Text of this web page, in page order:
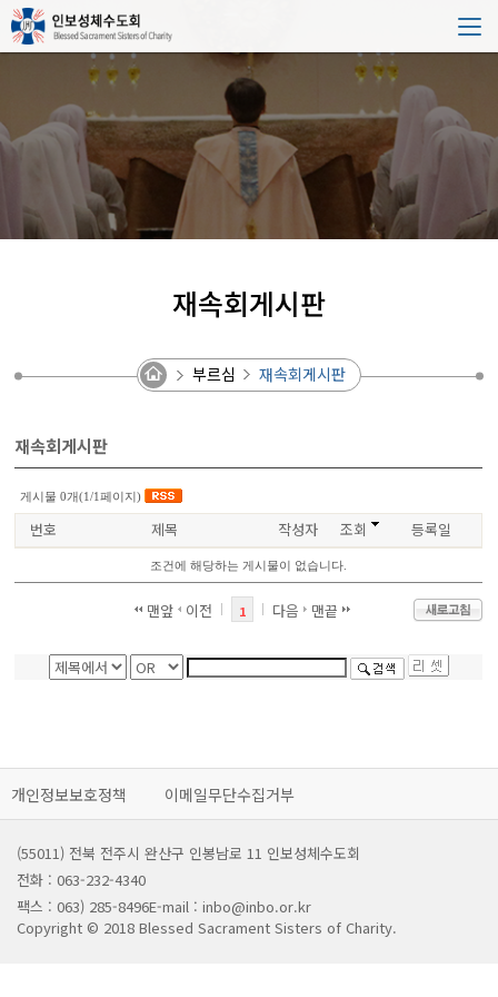
재속회게시판
부르심 재속회게시판
재속회게시판
게시물 0개(1/1페이지)
번호 제목 작성자 조회 등록일
조건에 해당하는 게시물이 없습니다.
맨앞 이전 1 다음 맨끝
개인정보보호정책 이메일무단수집거부
(55011) 전북 전주시 완산구 인봉남로 11 인보성체수도회
전화 : 063-232-4340
팩스 : 063) 285-8496E-mail : inbo@inbo.or.kr
Copyright © 2018 Blessed Sacrament Sisters of Charity.